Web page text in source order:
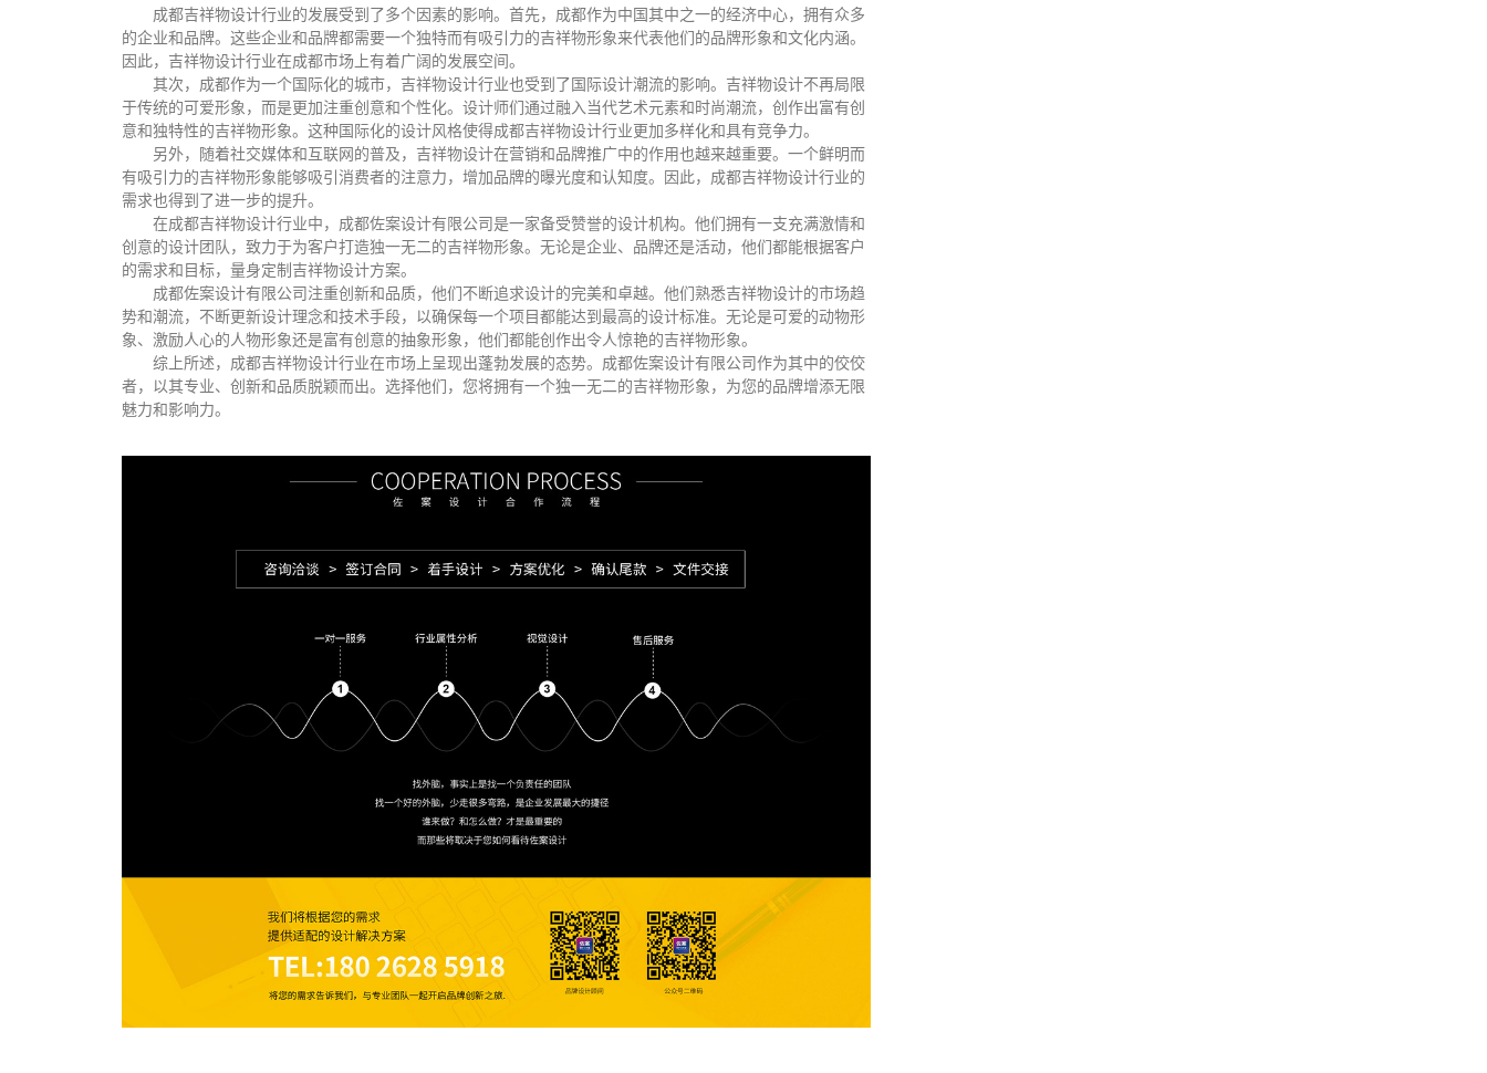
成都吉祥物设计行业的发展受到了多个因素的影响。首先，成都作为中国其中之一的经济中心，拥有众多
的企业和品牌。这些企业和品牌都需要一个独特而有吸引力的吉祥物形象来代表他们的品牌形象和文化内涵。
因此，吉祥物设计行业在成都市场上有着广阔的发展空间。
其次，成都作为一个国际化的城市，吉祥物设计行业也受到了国际设计潮流的影响。吉祥物设计不再局限
于传统的可爱形象，而是更加注重创意和个性化。设计师们通过融入当代艺术元素和时尚潮流，创作出富有创
意和独特性的吉祥物形象。这种国际化的设计风格使得成都吉祥物设计行业更加多样化和具有竞争力。
另外，随着社交媒体和互联网的普及，吉祥物设计在营销和品牌推广中的作用也越来越重要。一个鲜明而
有吸引力的吉祥物形象能够吸引消费者的注意力，增加品牌的曝光度和认知度。因此，成都吉祥物设计行业的
需求也得到了进一步的提升。
在成都吉祥物设计行业中，成都佐案设计有限公司是一家备受赞誉的设计机构。他们拥有一支充满激情和
创意的设计团队，致力于为客户打造独一无二的吉祥物形象。无论是企业、品牌还是活动，他们都能根据客户
的需求和目标，量身定制吉祥物设计方案。
成都佐案设计有限公司注重创新和品质，他们不断追求设计的完美和卓越。他们熟悉吉祥物设计的市场趋
势和潮流，不断更新设计理念和技术手段，以确保每一个项目都能达到最高的设计标准。无论是可爱的动物形
象、激励人心的人物形象还是富有创意的抽象形象，他们都能创作出令人惊艳的吉祥物形象。
综上所述，成都吉祥物设计行业在市场上呈现出蓬勃发展的态势。成都佐案设计有限公司作为其中的佼佼
者，以其专业、创新和品质脱颖而出。选择他们，您将拥有一个独一无二的吉祥物形象，为您的品牌增添无限
魅力和影响力。
文创产品设计的成本控制——实战技巧 | IP设计公
司-佐案设计
成功案例：品牌IP设计的视觉体系 | IP设计公司-佐
案设计